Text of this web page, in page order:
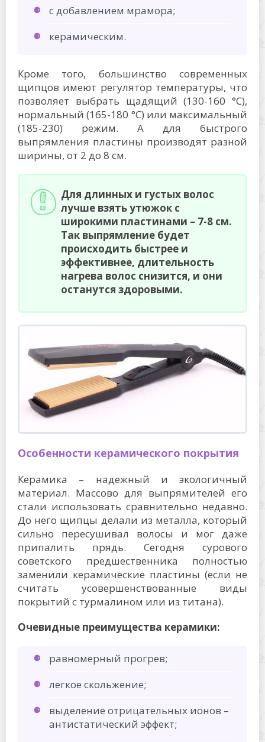
с добавлением мрамора;
керамическим.
Кроме того, большинство современных
щипцов имеют регулятор температуры, что
позволяет выбрать щадящий (130-160 °C),
нормальный (165-180 °C) или максимальный
(185-230) режим. А для быстрого
выпрямления пластины производят разной
ширины, от 2 до 8 см.
Для длинных и густых волос
лучше взять утюжок с
широкими пластинами – 7-8 см.
Так выпрямление будет
происходить быстрее и
эффективнее, длительность
нагрева волос снизится, и они
останутся здоровыми.
Особенности керамического покрытия
Керамика – надежный и экологичный
материал. Массово для выпрямителей его
стали использовать сравнительно недавно.
До него щипцы делали из металла, который
сильно пересушивал волосы и мог даже
припалить прядь. Сегодня сурового
советского предшественника полностью
заменили керамические пластины (если не
считать усовершенствованные виды
покрытий с турмалином или из титана).
Очевидные преимущества керамики:
равномерный прогрев;
легкое скольжение;
выделение отрицательных ионов –
антистатический эффект;